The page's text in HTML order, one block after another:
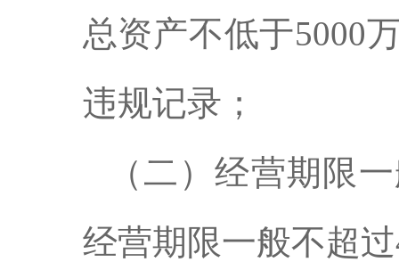
总资产不低于5000
违规记录；
（二）经营期限
经营期限一般不超